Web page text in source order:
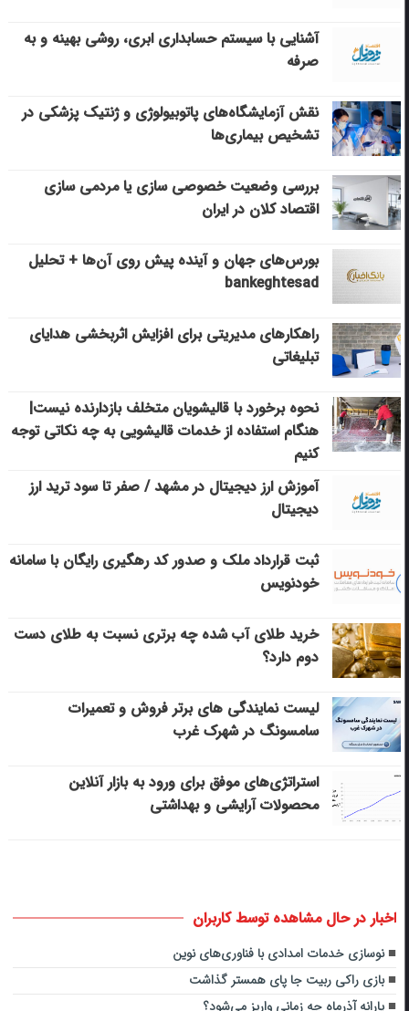
آشنایی با سیستم حسابداری ابری، روشی بهینه و به
صرفه
نقش آزمایشگاه‌های پاتوبیولوژی و ژنتیک پزشکی در
تشخیص بیماری‌ها
بررسی وضعیت خصوصی سازی یا مردمی سازی
اقتصاد کلان در ایران
بورس‌های جهان و آینده پیش روی آن‌ها + تحلیل
bankeghtesad
راهکارهای مدیریتی برای افزایش اثربخشی هدایای
تبلیغاتی
نحوه برخورد با قالیشویان متخلف بازدارنده نیست|
هنگام استفاده از خدمات قالیشویی به چه نکاتی توجه
کنیم
آموزش ارز دیجیتال در مشهد / صفر تا سود ترید ارز
دیجیتال
ثبت قرارداد ملک و صدور کد رهگیری رایگان با سامانه
خودنویس
خرید طلای آب شده چه برتری نسبت به طلای دست
دوم دارد؟
لیست نمایندگی های برتر فروش و تعمیرات
سامسونگ در شهرک غرب
استراتژی‌های موفق برای ورود به بازار آنلاین
محصولات آرایشی و بهداشتی
اخبار در حال مشاهده توسط کاربران
نوسازی خدمات امدادی با فناوری‌های نوین
بازی راکی ربیت جا پای همستر گذاشت
یارانه آذرماه چه زمانی واریز می‌شود؟